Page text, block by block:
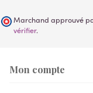
Marchand approuvé
vérifier.
Mon compte